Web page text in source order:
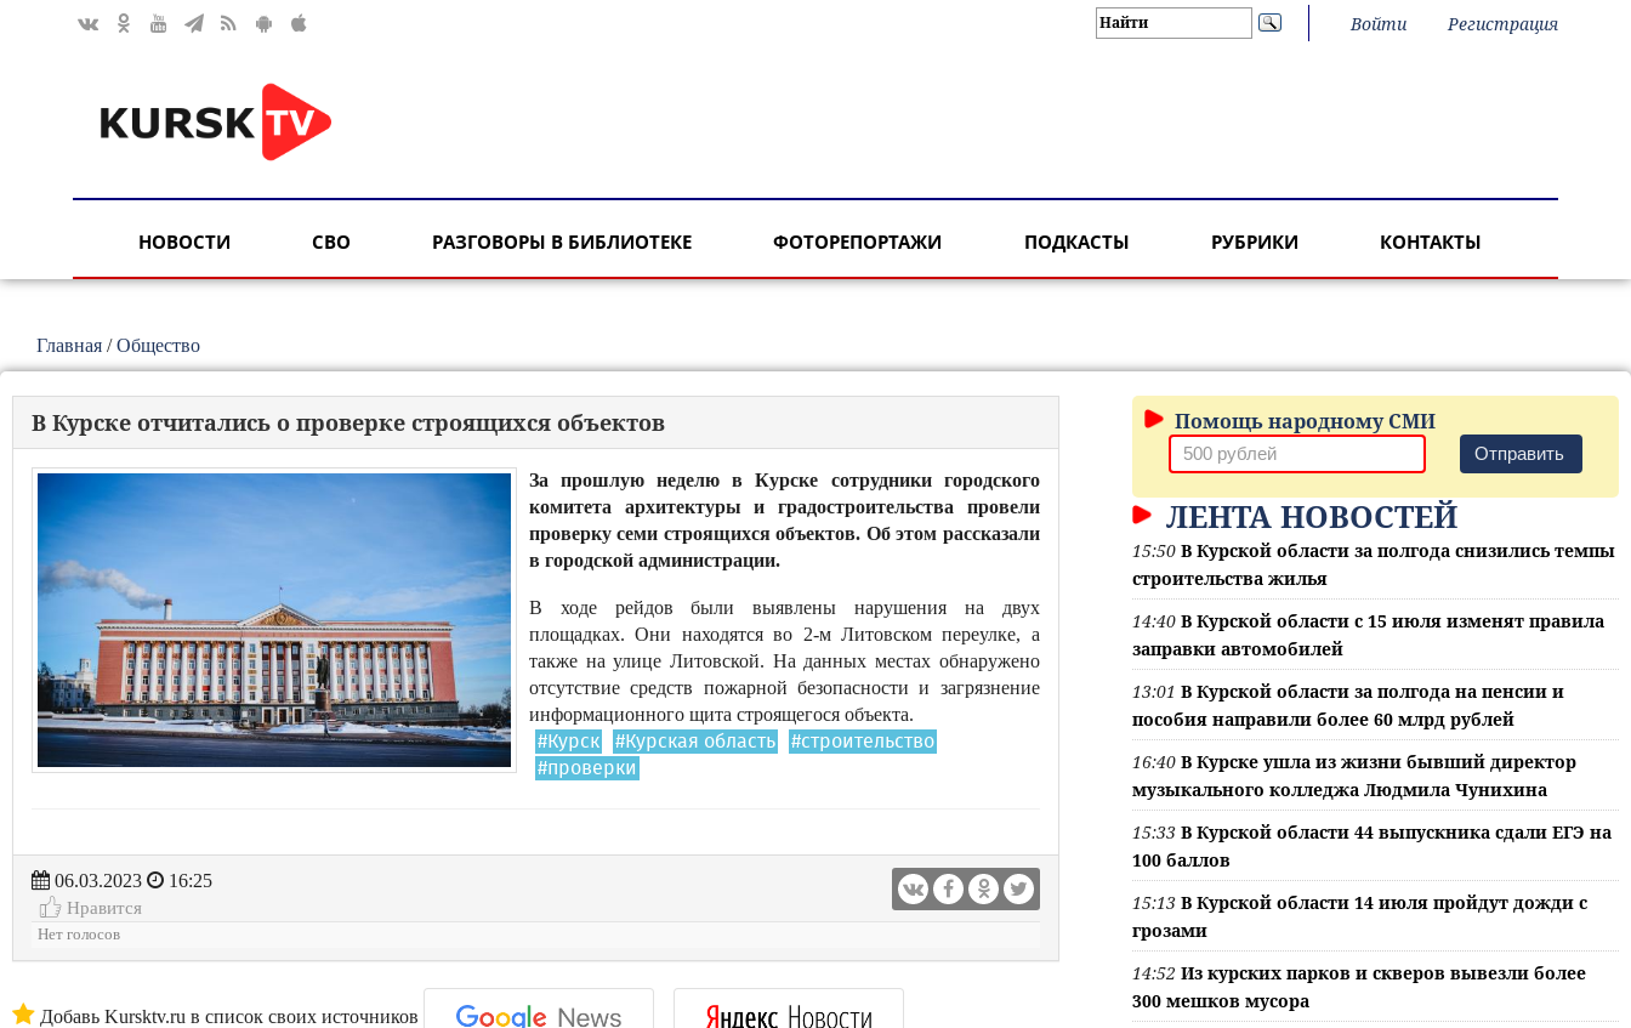
Войти Регистрация
НОВОСТИ СВО РАЗГОВОРЫ В БИБЛИОТЕКЕ ФОТОРЕПОРТАЖИ ПОДКАСТЫ РУБРИКИ КОНТАКТЫ
Главная /Общество
В Курске отчитались о проверке строящихся объектов
За прошлую неделю в Курске сотрудники городского
комитета архитектуры и градостроительства провели
проверку семи строящихся объектов. Об этом рассказали
в городской администрации.
В ходе рейдов были выявлены нарушения на двух
площадках. Они находятся во 2-м Литовском переулке, а
также на улице Литовской. На данных местах обнаружено
отсутствие средств пожарной безопасности и загрязнение
информационного щита строящегося объекта.
#Курск #Курская область
#строительство
#проверки
06.03.2023
16:25
Нравится
Нет голосов
Добавь Kursktv.ru в список своих источников
Помощь народному СМИ
Отправить
ЛЕНТА НОВОСТЕЙ
15:50 В Курской области за полгода снизились темпы
строительства жилья
14:40 В Курской области с 15 июля изменят правила
заправки автомобилей
13:01 В Курской области за полгода на пенсии и
пособия направили более 60 млрд рублей
16:40 В Курске ушла из жизни бывший директор
музыкального колледжа Людмила Чунихина
15:33 В Курской области 44 выпускника сдали ЕГЭ на
100 баллов
15:13 В Курской области 14 июля пройдут дожди с
грозами
14:52 Из курских парков и скверов вывезли более
300 мешков мусора